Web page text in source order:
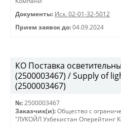
Документы: Исх. 02-01-32-5012
Прием заявок до: 04.09.2024
КО Поставка
(2500003467) / Supply of
(2500003467)
№: 2500003467
Заказчик(и): Общество с
"ЛУКОЙЛ Узбекистан Оперейтинг